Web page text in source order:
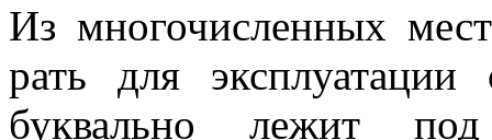
Из многочис­ленных
рать для
буквально лежит